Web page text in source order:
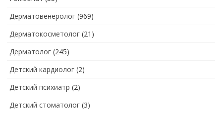
Дерматовенеролог (969)
Дерматокосметолог (21)
Дерматолог (245)
Детский кардиолог (2)
Детский психиатр (2)
Детский стоматолог (3)